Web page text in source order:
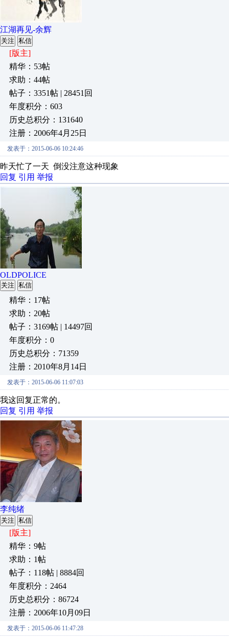
江湖再见-余辉
关注 私信
[版主]
精华：53帖
求助：44帖
帖子：3351帖 | 28451回
年度积分：603
历史总积分：131640
注册：2006年4月25日
发表于：2015-06-06 10:24:46
昨天忙了一天 倒没注意这种现象
回复 引用 举报
OLDPOLICE
关注 私信
精华：17帖
求助：20帖
帖子：3169帖 | 14497回
年度积分：0
历史总积分：71359
注册：2010年8月14日
发表于：2015-06-06 11:07:03
我这回复正常的。
回复 引用 举报
李纯绪
关注 私信
[版主]
精华：9帖
求助：1帖
帖子：118帖 | 8884回
年度积分：2464
历史总积分：86724
注册：2006年10月09日
发表于：2015-06-06 11:47:28